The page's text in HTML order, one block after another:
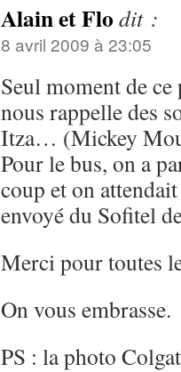
Alain et Flo dit :
8 avril 2009 à 23:05
Seul moment de
nous rappelle des
Itza… (Mickey
Pour le bus, on a
coup et on
envoyé du Sofitel
Merci pour toutes
On vous embrasse.
PS : la photo